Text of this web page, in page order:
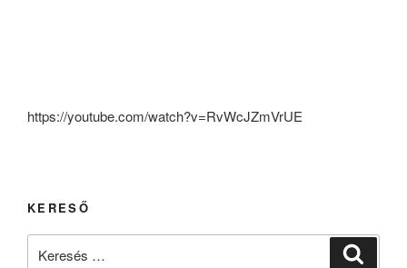
https://youtube.com/watch?v=RvWcJZmVrUE
KERESŐ